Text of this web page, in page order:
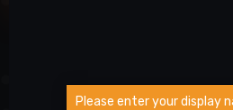
Please enter your display
Atsiblokavimo anketa